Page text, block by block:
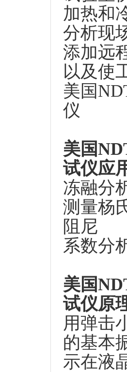
加热和
分析现
添加远
以及使
美国
仪
美国
试仪应
冻融分
测量杨
阻尼
系数分
美国
试仪原
用弹击
的基本
示在液